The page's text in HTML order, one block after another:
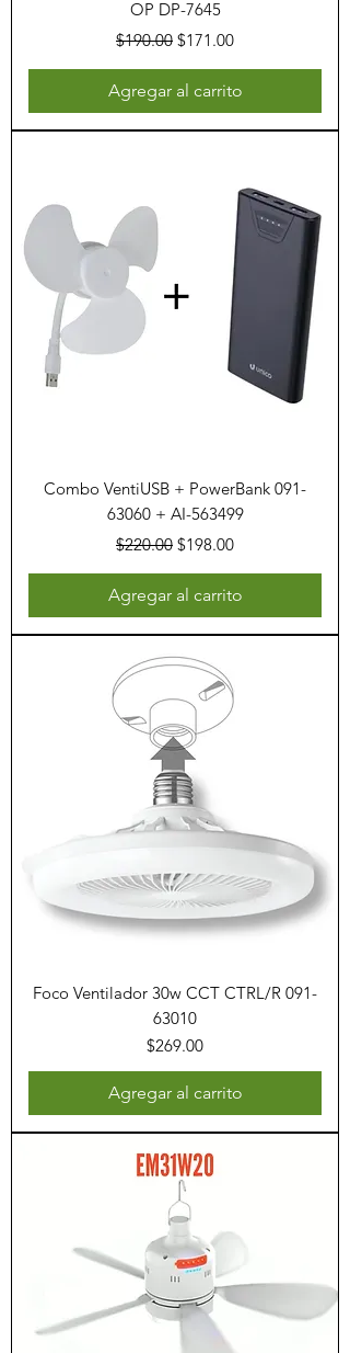
OP DP-7645
Precio
$190.00 Precio de oferta
$171.00
Agregar al carrito
Combo VentiUSB + PowerBank 091-
63060 + AI-563499
Precio
$220.00 Precio de oferta
$198.00
Agregar al carrito
Foco Ventilador 30w CCT CTRL/R 091-
63010
Precio
$269.00
Agregar al carrito